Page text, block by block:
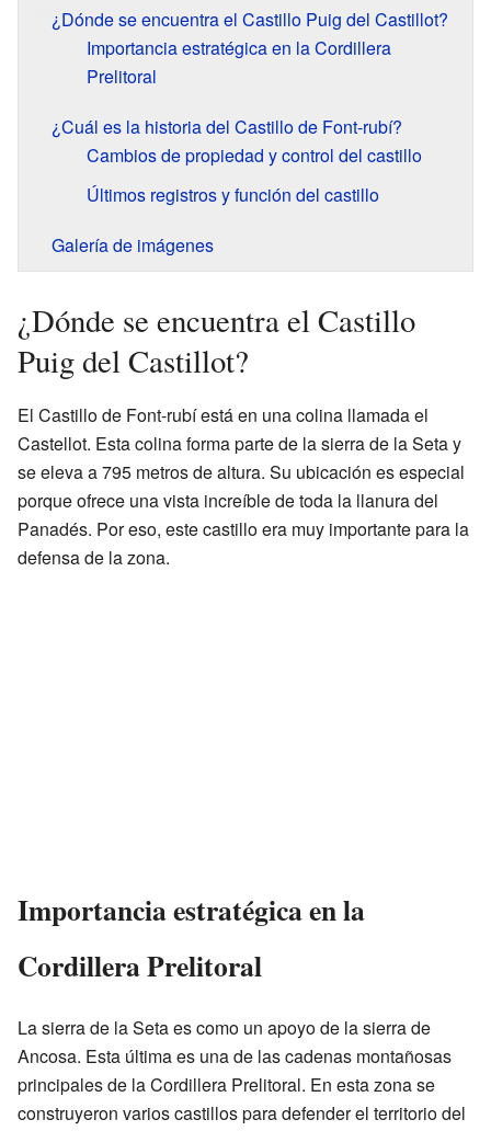
¿Dónde se encuentra el Castillo Puig del Castillot?
Importancia estratégica en la Cordillera
Prelitoral
¿Cuál es la historia del Castillo de Font-rubí?
Cambios de propiedad y control del castillo
Últimos registros y función del castillo
Galería de imágenes
¿Dónde se encuentra el Castillo
Puig del Castillot?
El Castillo de Font-rubí está en una colina llamada el
Castellot. Esta colina forma parte de la sierra de la Seta y
se eleva a 795 metros de altura. Su ubicación es especial
porque ofrece una vista increíble de toda la llanura del
Panadés. Por eso, este castillo era muy importante para la
defensa de la zona.
Importancia estratégica en la
Cordillera Prelitoral
La sierra de la Seta es como un apoyo de la sierra de
Ancosa. Esta última es una de las cadenas montañosas
principales de la Cordillera Prelitoral. En esta zona se
construyeron varios castillos para defender el territorio del